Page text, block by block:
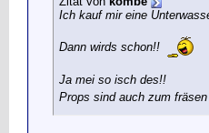
Ich kauf mir eine
Dann wirds schon!!
Ja mei so isch des!!
Props sind auch zum